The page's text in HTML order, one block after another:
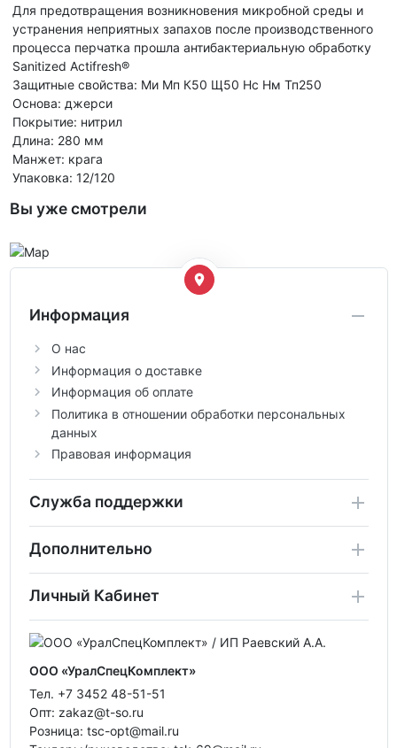
Для предотвращения возникновения микробной среды и
устранения неприятных запахов после производственного
процесса перчатка прошла антибактериальную обработку
Sanitized Actifresh®
Защитные свойства: Ми Мп К50 Щ50 Нс Нм Тп250
Основа: джерси
Покрытие: нитрил
Длина: 280 мм
Манжет: крага
Упаковка: 12/120
Вы уже смотрели
Информация
О нас
Информация о доставке
Информация об оплате
Политика в отношении обработки персональных
данных
Правовая информация
Служба поддержки
Дополнительно
Личный Кабинет
ООО «УралСпецКомплект»
Тел. +7 3452 48-51-51
Опт: zakaz@t-so.ru
Розница: tsc-opt@mail.ru